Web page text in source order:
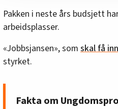
Pakken i neste års budsjett
arbeidsplasser.
«Jobbsjansen», som skal få
styrket.
Fakta om